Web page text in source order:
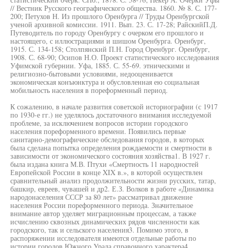
// Вестник Русского географического общества. 1860. № 8. С. 177-
200; Петухов Н. Из прошлого Оренбурга // Труды Оренбургской
ученой архивной комиссии. 1911. Вып. 23. С. 17-28; РайскийП.Д.
Путеводитель по городу Оренбургу с очерком его прошлого и
настоящего, с иллюстрациями и шишом Оренбурга. Оренбург,
1915. С. 134-158; Столпянский П.Н. Город Оренбург. Оренбург,
1908. С. 68-90; Осипов Н.О. Проект статистического исследования
Уфимской губернии. Уфа, 1885. С. 55-69. этническими и
религиозно-бытовыми условиями, недооценивается
экономическая конъюнктура и обусловленная ею социальная
мобильность населения в пореформенный период.
К сожалению, в начале развития советской историографии (с 1917
по 1930-е гг.) не уделялось достаточного внимания исследуемой
проблеме, за исключением вопросов истории городского
населения пореформенного времени. Появились первые
санитарно-демографические обследования городов, в которых
была сделана попытка определения рождаемости и смертности в
зависимости от экономического состояния хозяйства1. В 1927 г.
была издана книга М.В. Птухи «Смертность 11 народностей
Европейской России в конце XIX в.», в которой осуществлен
сравнительный анализ продолжительности жизни русских, татар,
башкир, евреев, чувашей и др2. Е.З. Волков в работе «Динамика
народонаселения СССР за 80 лет» рассматривал движение
населения России пореформенного периода. Значительное
внимание автор уделяет миграционным процессам, а также
исчислению сквозных динамических рядов численности как
городского, так и сельского населения3. Помимо этого, в
распоряжении исследователя имеются отдельные работы по